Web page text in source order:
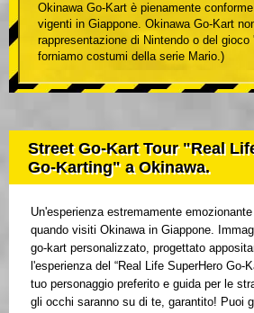
Okinawa Go-Kart è pienamente
vigenti in Giappone. Okinawa Go-Kart
rappresentazione di Nintendo o del gioco
forniamo costumi della serie Mario.)
Street Go-Kart Tour "Real
Go-Karting" a Okinawa.
Un'esperienza estremamente
quando visiti Okinawa in Giappone.
go-kart personalizzato, progettato
l'esperienza del “Real Life SuperHero Go-
tuo personaggio preferito e guida per le
gli occhi saranno su di te, garantito! Puoi